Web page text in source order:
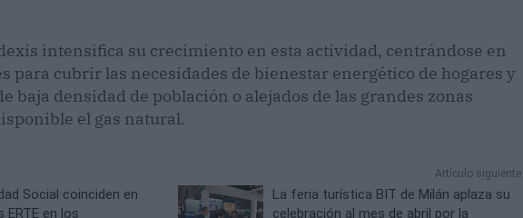
intensifica su crecimiento en esta actividad, centrándose en
para cubrir las necesidades de bienestar energético de hogares y
baja densidad de población o alejados de las grandes zonas
el gas natural.
Social coinciden en
ERTE en los
Artículo siguiente
La feria turística BIT de Milán aplaza su
celebración al mes de abril por la